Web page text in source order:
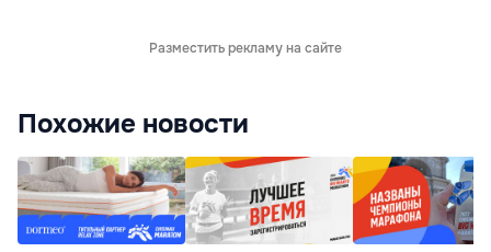
Разместить рекламу на сайте
Похожие новости